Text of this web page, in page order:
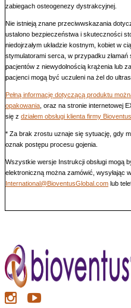
zabiegach osteogenezy dystrakcyjnej.
Nie istnieją znane przeciwwskazania
ustalono bezpieczeństwa i skuteczności
niedojrzałym układzie kostnym, kobiet w
stymulatorami serca, w przypadku
pacjentów z niewydolnością krążenia lub
pacjenci mogą być uczuleni na żel do
Pełną informację dotyczącą produktu
opakowania , oraz na stronie internetowej
się z działem obsługi klienta firmy Bioventus
* Za brak zrostu uznaje się sytuację, gdy
oznak postępu procesu gojenia.
Wszystkie wersje Instrukcji obsługi mogą
elektroniczną można zamówić, wysyłając
International@BioventusGlobal.com lub